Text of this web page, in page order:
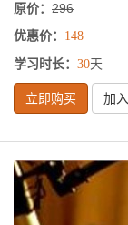
原价： 296
优惠价： 148
学习时长： 30天
立即购买 加